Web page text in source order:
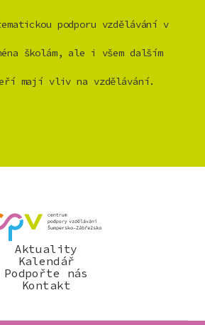
podporu vzdělávání v
školám, ale i všem dalším
mají vliv na vzdělávání.
Aktuality
Kalendář
Podpořte nás
Kontakt